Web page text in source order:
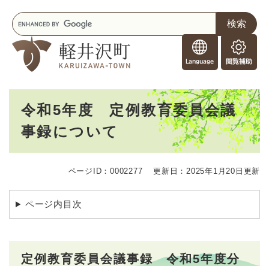
o
r
e
i
g
n
s
閲
覧
助
キ
ー
ワ
令和5年度 定例教育委員会議
事録について
ページID：0002277 更新日：2025年1月20日更新
ページ内目次
定例教育委員会議事録 令和5年度分